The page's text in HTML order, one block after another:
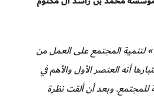
المجتمع على العمل من
أنه العنصر الأول والأهم في
وبعد أن ألقت نظرة